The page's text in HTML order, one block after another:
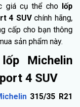
giá cụ thể cho lốp
4 SUVchính hãng,
cấp cho bạn thông
sản phẩm này.
Michelin
4 SUV
315/35 R21